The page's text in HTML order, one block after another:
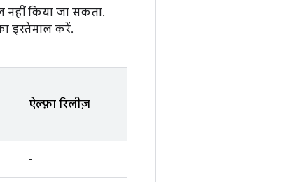
किया जा सकता.
इस्तेमाल करें.
ऐल्फ़ा रिलीज़
-